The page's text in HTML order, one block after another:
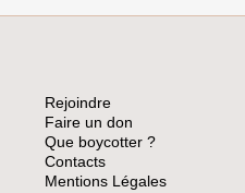
Rejoindre
Faire un don
Que boycotter ?
Contacts
Mentions Légales